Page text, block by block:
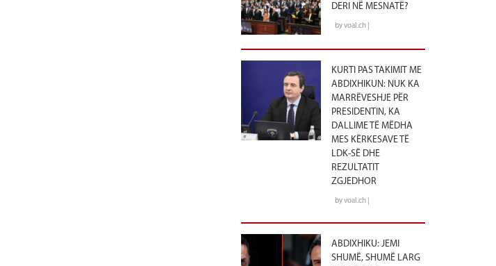
DERI NË MESNATË?
by voal.ch |
KURTI PAS TAKIMIT ME
ABDIXHIKUN: NUK KA
MARRËVESHJE PËR
PRESIDENTIN, KA
DALLIME TË MËDHA
MES KËRKESAVE TË
LDK-SË DHE
REZULTATIT
ZGJEDHOR
by voal.ch |
ABDIXHIKU: JEMI
SHUMË, SHUMË LARG